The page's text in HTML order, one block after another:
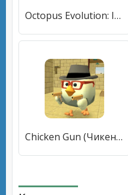
Octopus Evolution: Idle Game (Октопус Эволюция) [МОД Все открыто] APK Android
Chicken Gun (Чикен Ган) [МОД Бесконечные монеты] APK Android